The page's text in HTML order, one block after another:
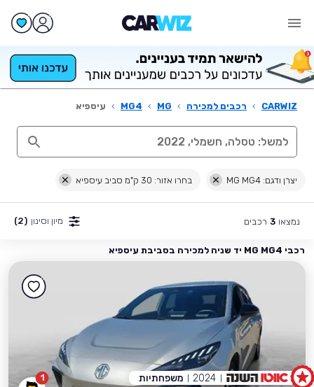
CARWIZ
› רכבים למכירה ›
MG
›
MG4
› עיספיא
יצרן ודגם: MG MG4 בחרו אזור: 30 ק"מ סביב עיספיא
נמצאו 3 רכבים מיון וסינון (2)
רכבי MG MG4 יד שניה למכירה בסביבת עיספיא
1 2024 משפחתיות